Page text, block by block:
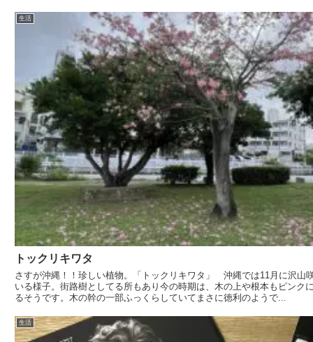
生活
トックリキワタ
さすが沖縄！！珍しい植物。「トックリキワタ」 沖縄では11月に沢山
いる様子。街路樹としてる所もあり今の時期は、木の上や根本もピンク
るそうです。木の幹の一部ふっくらしていてまさに徳利のようで...
生活